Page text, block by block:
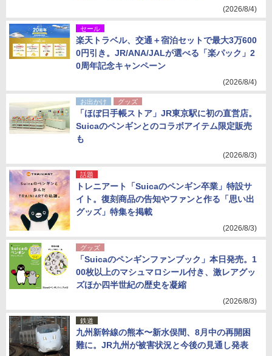
(2026/8/4)
セール
楽天トラベル、交通＋宿泊セットで最大3万600
0円引き。JR/ANA/JALが選べる「楽パック」2
0周年記念キャンペーン
(2026/8/4)
お出かけ グッズ
「ほぼ日手帳ストア」JR東京駅に初の直営店。
Suicaのペンギンとのコラボアイテム限定販売
も
(2026/8/3)
話題
トレニアート「Suicaのペンギン卒業」特設サ
イト。復刻商品の告知やファンと作る「思い出
グッズ」特集を掲載
(2026/8/3)
グッズ
「Suicaのペンギンファンブック」本日発売。1
00枚以上のマシュマロシール付き、激レアグッ
ズほか四半世紀の歴史を凝縮
(2026/8/3)
鉄道
九州新幹線の熊本〜新水俣間、8月中の再開困
難に。JR九州が被害状況と今後の見通し発表